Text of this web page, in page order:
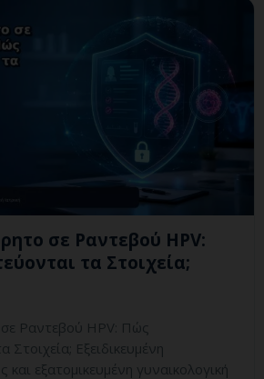
σε Ραντεβού HPV:
τα Στοιχεία;
Ραντεβού HPV: Πώς
Εξειδικευμένη
και εξατομικευμένη γυναικολογική